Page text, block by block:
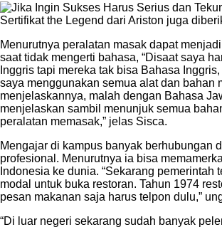
Sertifikat the Legend dari Ariston juga
Menurutnya peralatan masak dapat
saat tidak mengerti bahasa, “Disaat saya
Inggris tapi mereka tak bisa Bahasa
saya menggunakan semua alat dan bahan
menjelaskannya, malah dengan Bahasa
menjelaskan sambil menunjuk semua
peralatan memasak,” jelas Sisca.
Mengajar di kampus banyak berhubungan
profesional. Menurutnya ia bisa
Indonesia ke dunia. “Sekarang pemerintah
modal untuk buka restoran. Tahun 1974
pesan makanan saja harus telpon dulu,”
“Di luar negeri sekarang sudah banyak